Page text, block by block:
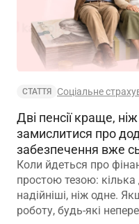
СТАТТЯ Соціальне
Дві пенсії краще,
замислитися про
забезпечення вже
Коли йдеться про
простою тезою:
надійніші, ніж одне.
роботу, будь-які